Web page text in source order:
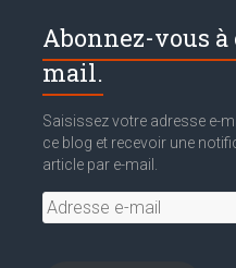
Abonnez-vous à
mail.
Saisissez votre adresse e-
ce blog et recevoir une
article par e-mail.
Adresse
e-